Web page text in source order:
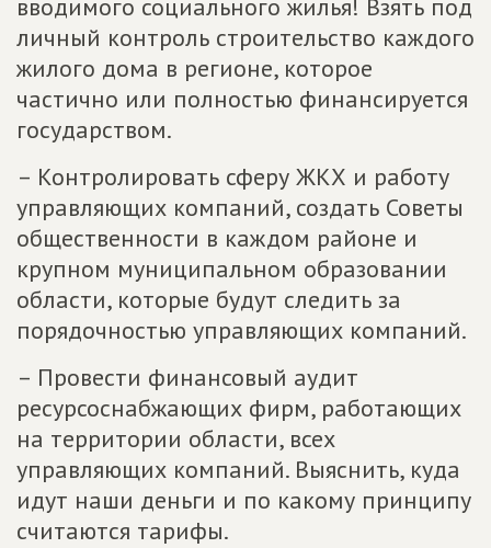
вводимого социального жилья! Взять под
личный контроль строительство каждого
жилого дома в регионе, которое
частично или полностью финансируется
государством.
– Контролировать сферу ЖКХ и работу
управляющих компаний, создать Советы
общественности в каждом районе и
крупном муниципальном образовании
области, которые будут следить за
порядочностью управляющих компаний.
– Провести финансовый аудит
ресурсоснабжающих фирм, работающих
на территории области, всех
управляющих компаний. Выяснить, куда
идут наши деньги и по какому принципу
считаются тарифы.